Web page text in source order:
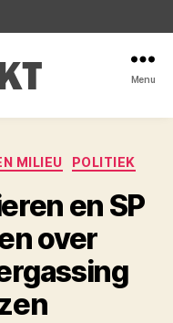
Menu
MILIEU POLITIEK
en SP
over